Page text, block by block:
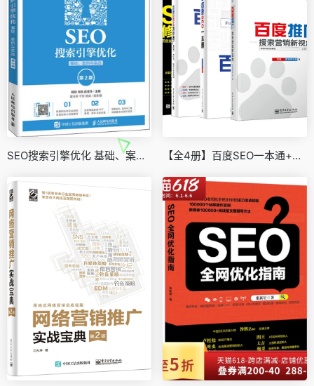
SEO搜索引擎优化 基础、案例与实战 第2版 【全4册】百度SEO一本通+百度推广+SEM修炼手册+百度SEM竞价推广